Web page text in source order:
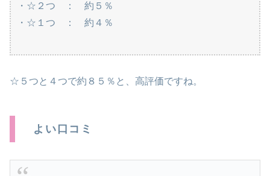
・☆２つ ： 約５％
・☆１つ ： 約４％
☆５つと４つで約８５％と、高評価ですね。
よい口コミ